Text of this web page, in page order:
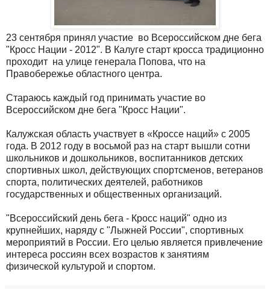
23 сентября принял участие во Всероссийском дне бега
"Кросс Нации - 2012". В Калуге старт кросса традиционно
проходит на улице генерала Попова, что на
Правобережье областного центра.
Стараюсь каждый год принимать участие во
Всероссийском дне бега "Кросс Нации".
Калужская область участвует в «Кроссе наций» с 2005
года. В 2012 году в восьмой раз на старт вышли сотни
школьников и дошкольников, воспитанников детских
спортивных школ, действующих спортсменов, ветеранов
спорта, политических деятелей, работников
государственных и общественных организаций.
"Всероссийский день бега - Кросс наций" одно из
крупнейших, наряду с "Лыжней России", спортивных
мероприятий в России. Его целью является привлечение
интереса россиян всех возрастов к занятиям
физической культурой и спортом.